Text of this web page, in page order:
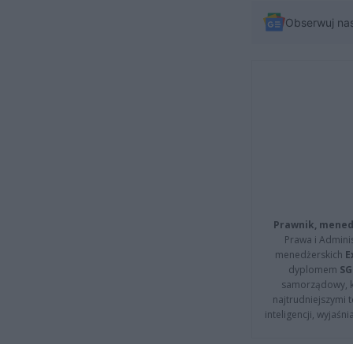
Obserwuj
Prawnik,
Prawa i
menedżerskich
dyplomem
samorządowy,
najtrudniejszymi
inteligencji,